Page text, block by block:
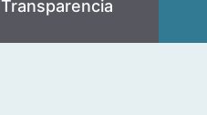
Transparencia